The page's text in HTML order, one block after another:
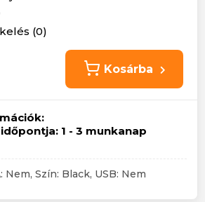
(0)
Kosárba
1 - 3 munkanap
Nem, Szín: Black, USB: Nem